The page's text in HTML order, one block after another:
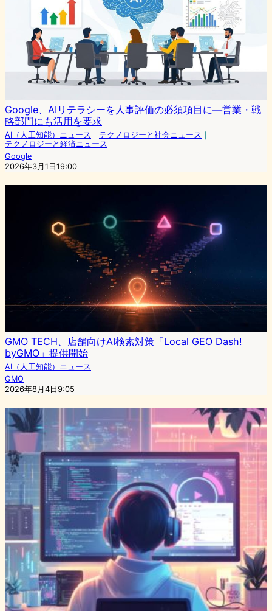
Google、AIリテラシーを人事評価の必須項目に―営業・戦
略部門にも活用を要求
AI（人工知能）ニュース ｜ テクノロジーと社会ニュース ｜
テクノロジーと経済ニュース
Google
2026年3月1日19:00
GMO TECH、店舗向けAI検索対策「Local GEO Dash!
byGMO」提供開始
AI（人工知能）ニュース
GMO
2026年8月4日9:05